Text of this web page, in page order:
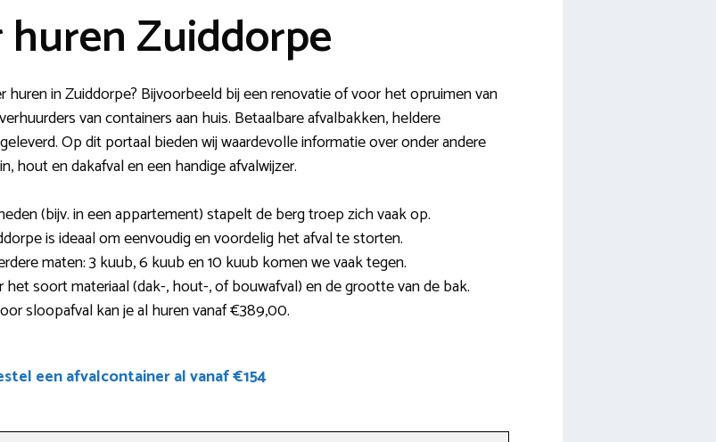
Zuiddorpe
in Zuiddorpe? Bijvoorbeeld bij een renovatie of voor het opruimen van
van containers aan huis. Betaalbare afvalbakken, heldere
Op dit portaal bieden wij waardevolle informatie over onder andere
hout en dakafval en een handige afvalwijzer.
(bijv. in een appartement) stapelt de berg troep zich vaak op.
is ideaal om eenvoudig en voordelig het afval te storten.
maten: 3 kuub, 6 kuub en 10 kuub komen we vaak tegen.
soort materiaal (dak-, hout-, of bouwafval) en de grootte van de bak.
sloopafval kan je al huren vanaf €389,00.
een afvalcontainer al vanaf €154